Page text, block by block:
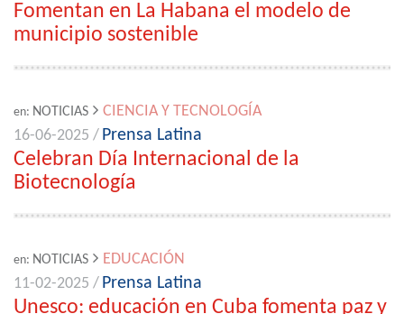
Fomentan en La Habana el modelo de
municipio sostenible
en: NOTICIAS
CIENCIA Y TECNOLOGÍA
16-06-2025 / Prensa Latina
Celebran Día Internacional de la
Biotecnología
en: NOTICIAS
EDUCACIÓN
11-02-2025 / Prensa Latina
Unesco: educación en Cuba fomenta paz y